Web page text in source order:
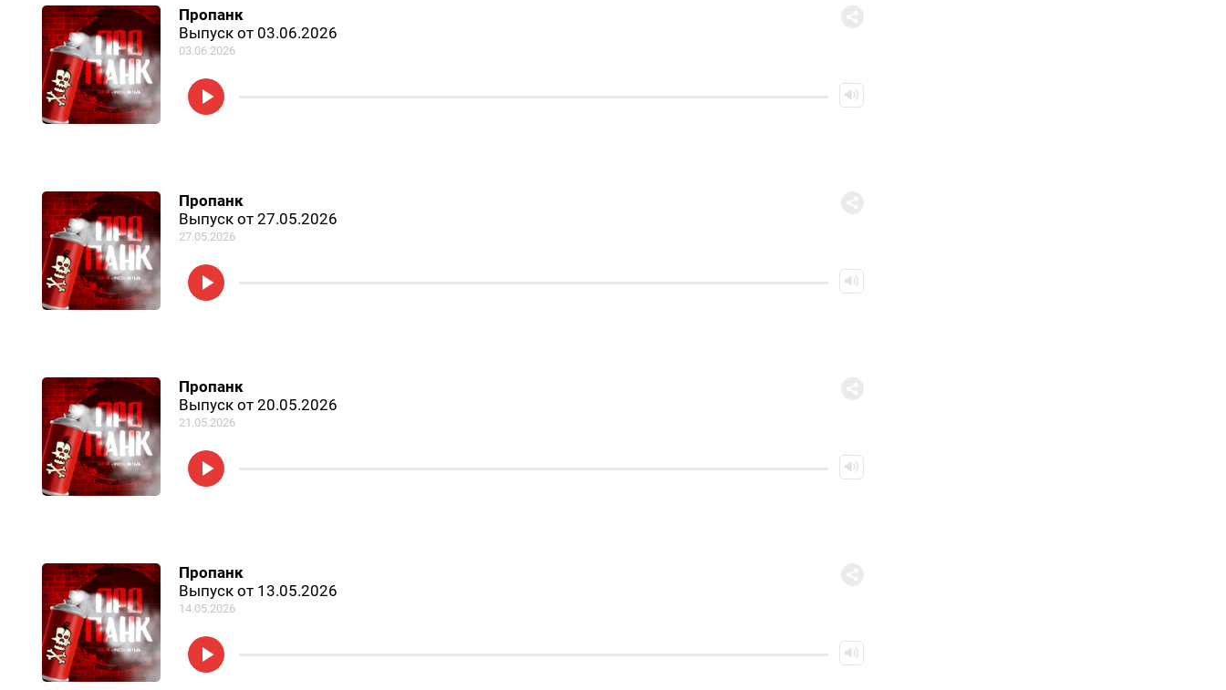
Пропанк
Выпуск от 03.06.2026
03.06.2026
Пропанк
Выпуск от 27.05.2026
27.05.2026
Пропанк
Выпуск от 20.05.2026
21.05.2026
Пропанк
Выпуск от 13.05.2026
14.05.2026